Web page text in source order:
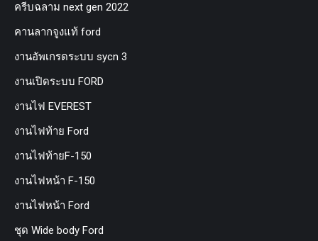
ครีบฉลาม next gen 2022
คานลากจูงแท้ ford
งานอัพเกรดระบบ sycn 3
งานเปิดระบบ FORD
งานไฟ EVEREST
งานไฟท้าย Ford
งานไฟท้ายF-150
งานไฟหน้า F-150
งานไฟหน้า Ford
ชุด Wide body Ford